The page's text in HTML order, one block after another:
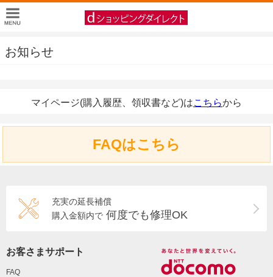
お知らせ
マイページ(購入履歴、領収書など)はこちらから
FAQはこちら
充実の延長補償
購入金額内で 何度でも修理OK
お客さまサポート
FAQ